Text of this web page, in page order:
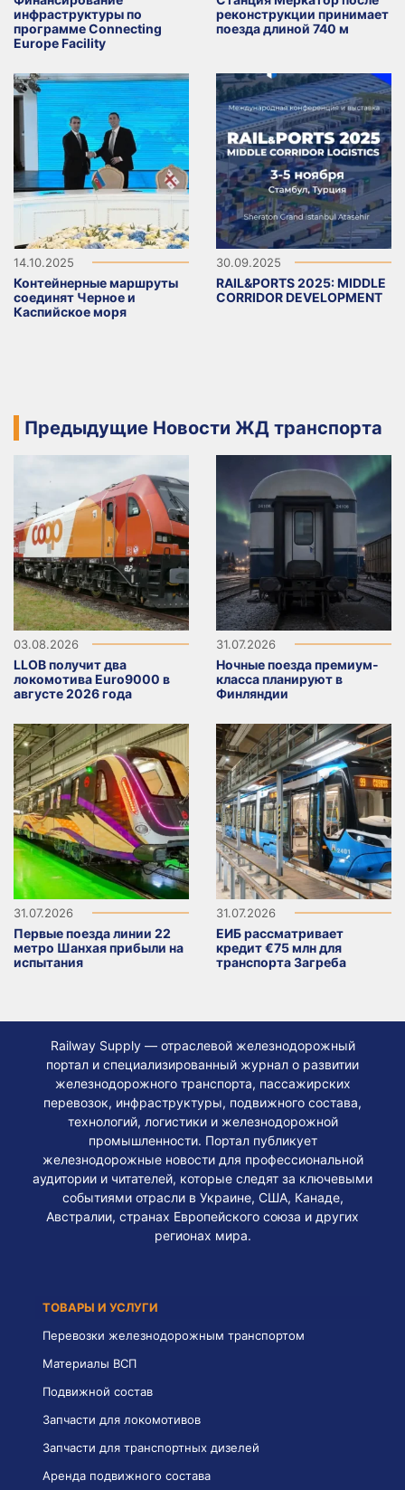
инфраструктуры по
программе Connecting
Europe Facility
реконструкции принимает
поезда длиной 740 м
14.10.2025
Контейнерные маршруты
соединят Черное и
Каспийское моря
30.09.2025
RAIL&PORTS 2025: MIDDLE
CORRIDOR DEVELOPMENT
Предыдущие Новости ЖД транспорта
03.08.2026
LLOB получит два
локомотива Euro9000 в
августе 2026 года
31.07.2026
Ночные поезда премиум-
класса планируют в
Финляндии
31.07.2026
Первые поезда линии 22
метро Шанхая прибыли на
испытания
31.07.2026
ЕИБ рассматривает
кредит €75 млн для
транспорта Загреба
Railway Supply — отраслевой железнодорожный
портал и специализированный журнал о развитии
железнодорожного транспорта, пассажирских
перевозок, инфраструктуры, подвижного состава,
технологий, логистики и железнодорожной
промышленности. Портал публикует
железнодорожные новости для профессиональной
аудитории и читателей, которые следят за ключевыми
событиями отрасли в Украине, США, Канаде,
Австралии, странах Европейского союза и других
регионах мира.
ТОВАРЫ И УСЛУГИ
Перевозки железнодорожным транспортом
Материалы ВСП
Подвижной состав
Запчасти для локомотивов
Запчасти для транспортных дизелей
Аренда подвижного состава